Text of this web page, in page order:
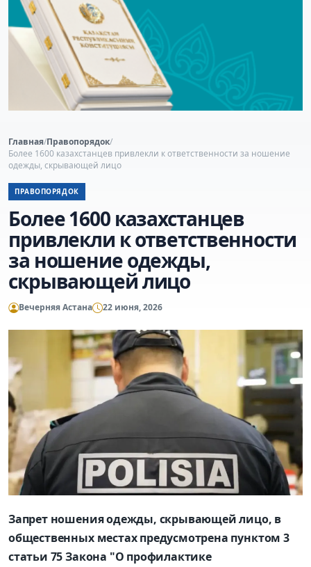
Главная/Правопорядок/
Более 1600 казахстанцев привлекли к ответственности за ношение
одежды, скрывающей лицо
ПРАВОПОРЯДОК
Более 1600 казахстанцев
привлекли к ответственности
за ношение одежды,
скрывающей лицо
Вечерняя Астана 22 июня, 2026
Запрет ношения одежды, скрывающей лицо, в
общественных местах предусмотрена пунктом 3
статьи 75 Закона "О профилактике